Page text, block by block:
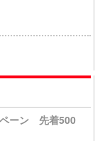
ーン 先着500